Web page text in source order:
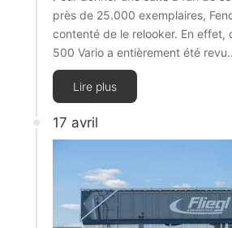
près de 25.000 exemplaires,
contenté de le relooker. En
500 Vario a entièrement été
Lire plus
17 avril